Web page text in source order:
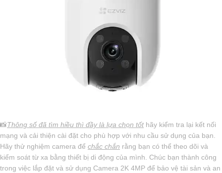
📸Thông số đã tìm hiều thì đầy là lựa chọn tốt hãy kiểm tra lại kết nối
mạng và cải thiện cài đặt cho phù hợp với nhu cầu sử dụng của bạn.
Hãy thử nghiệm camera để chắc chắn rằng bạn có thể theo dõi và
kiểm soát từ xa bằng thiết bị di động của mình. Chúc bạn thành công
trong việc lắp đặt và sử dụng Camera 2K 4MP để bảo vệ tài sản và an